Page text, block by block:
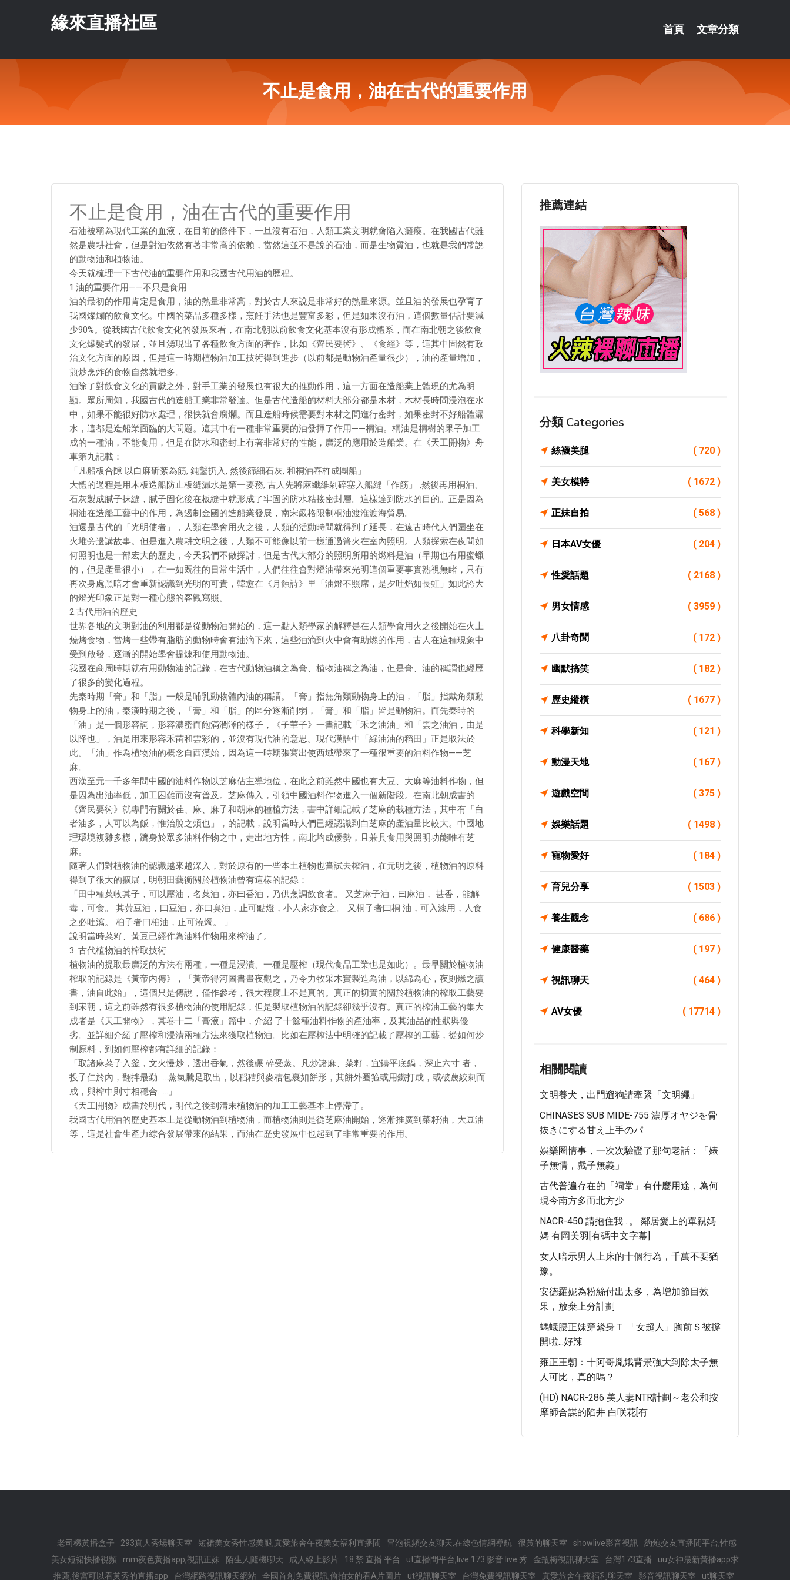
緣來直播社區 首頁 文章分類
不止是食用，油在古代的重要作用
不止是食用，油在古代的重要作用
石油被稱為現代工業的血液，在目前的條件下，一旦沒有石油，人類工業文明就會陷入癱瘓。在我國古代雖
然是農耕社會，但是對油依然有著非常高的依賴，當然這並不是說的石油，而是生物質油，也就是我們常說
的動物油和植物油。
今天就梳理一下古代油的重要作用和我國古代用油的歷程。
1.油的重要作用——不只是食用
油的最初的作用肯定是食用，油的熱量非常高，對於古人來說是非常好的熱量來源。並且油的發展也孕育了
我國燦爛的飲食文化。中國的菜品多種多樣，烹飪手法也是豐富多彩，但是如果沒有油，這個數量估計要減
少90%。從我國古代飲食文化的發展來看，在南北朝以前飲食文化基本沒有形成體系，而在南北朝之後飲食
文化爆髮式的發展，並且湧現出了各種飲食方面的著作，比如《齊民要術》、《食經》等，這其中固然有政
治文化方面的原因，但是這一時期植物油加工技術得到進步（以前都是動物油產量很少），油的產量增加，
煎炒烹炸的食物自然就增多。
油除了對飲食文化的貢獻之外，對手工業的發展也有很大的推動作用，這一方面在造船業上體現的尤為明
顯。眾所周知，我國古代的造船工業非常發達。但是古代造船的材料大部分都是木材，木材長時間浸泡在水
中，如果不能很好防水處理，很快就會腐爛。而且造船時候需要對木材之間進行密封，如果密封不好船體漏
水，這都是造船業面臨的大問題。這其中有一種非常重要的油發揮了作用——桐油。桐油是桐樹的果子加工
成的一種油，不能食用，但是在防水和密封上有著非常好的性能，廣泛的應用於造船業。在《天工開物》舟
車第九記載：
「凡船板合隙 以白麻斫絮為筋, 鈍鑿扔入, 然後篩細石灰, 和桐油舂杵成團船」
大體的過程是用木板造船防止板縫漏水是第一要務, 古人先將麻纖維剁碎塞入船縫「作筋」 ,然後再用桐油、
石灰製成膩子抹縫，膩子固化後在板縫中就形成了牢固的防水粘接密封層。這樣達到防水的目的。正是因為
桐油在造船工藝中的作用，為遏制金國的造船業發展，南宋嚴格限制桐油渡淮渡海貿易。
油還是古代的「光明使者」，人類在學會用火之後，人類的活動時間就得到了延長，在遠古時代人們圍坐在
火堆旁邊講故事。但是進入農耕文明之後，人類不可能像以前一樣通過篝火在室內照明。人類探索在夜間如
何照明也是一部宏大的歷史，今天我們不做探討，但是古代大部分的照明所用的燃料是油（早期也有用蜜蠟
的，但是產量很小），在一如既往的日常生活中，人們往往會對燈油帶來光明這個重要事實熟視無睹，只有
再次身處黑暗才會重新認識到光明的可貴，韓愈在《月蝕詩》里「油燈不照席，是夕吐焰如長虹」如此誇大
的燈光印象正是對一種心態的客觀寫照。
2.古代用油的歷史
世界各地的文明對油的利用都是從動物油開始的，這一點人類學家的解釋是在人類學會用火之後開始在火上
燒烤食物，當烤一些帶有脂肪的動物時會有油滴下來，這些油滴到火中會有助燃的作用，古人在這種現象中
受到啟發，逐漸的開始學會提煉和使用動物油。
我國在商周時期就有用動物油的記錄，在古代動物油稱之為膏、植物油稱之為油，但是膏、油的稱謂也經歷
了很多的變化過程。
先秦時期「膏」和「脂」一般是哺乳動物體內油的稱謂。「膏」指無角類動物身上的油，「脂」指戴角類動
物身上的油，秦漢時期之後，「膏」和「脂」的區分逐漸削弱，「膏」和「脂」皆是動物油。而先秦時的
「油」是一個形容詞，形容濃密而飽滿潤澤的樣子，《子華子》一書記載「禾之油油」和「雲之油油，由是
以降也」，油是用來形容禾苗和雲彩的，並沒有現代油的意思。現代漢語中「綠油油的稻田」正是取法於
此。「油」作為植物油的概念自西漢始，因為這一時期張騫出使西域帶來了一種很重要的油料作物——芝
麻。
西漢至元一千多年間中國的油料作物以芝麻佔主導地位，在此之前雖然中國也有大豆、大麻等油料作物，但
是因為出油率低，加工困難而沒有普及。芝麻傳入，引領中國油料作物進入一個新階段。在南北朝成書的
《齊民要術》就專門有關於荏、麻、麻子和胡麻的種植方法，書中詳細記載了芝麻的栽種方法，其中有「白
者油多，人可以為飯，惟治脫之煩也」，的記載，說明當時人們已經認識到白芝麻的產油量比較大。中國地
理環境複雜多樣，躋身於眾多油料作物之中，走出地方性，南北均成優勢，且兼具食用與照明功能唯有芝
麻。
隨著人們對植物油的認識越來越深入，對於原有的一些本土植物也嘗試去榨油，在元明之後，植物油的原料
得到了很大的擴展，明朝田藝衡關於植物油曾有這樣的記錄：
「田中種菜收其子，可以壓油，名菜油，亦曰香油，乃供烹調飲食者。 又芝麻子油，曰麻油， 甚香，能解
毒，可食。 其黃豆油，曰豆油，亦曰臭油，止可點燈，小人家亦食之。 又桐子者曰桐 油，可入漆用，人食
之必吐瀉。 桕子者曰桕油，止可澆燭。 」
說明當時菜籽、黃豆已經作為油料作物用來榨油了。
3. 古代植物油的榨取技術
植物油的提取最廣泛的方法有兩種，一種是浸漬、一種是壓榨（現代食品工業也是如此）。最早關於植物油
榨取的記錄是《黃帝內傳》，「黃帝得河圖書晝夜觀之，乃令力牧采木實製造為油，以綿為心，夜則燃之讀
書，油自此始」，這個只是傳說，僅作參考，很大程度上不是真的。真正的切實的關於植物油的榨取工藝要
到宋朝，這之前雖然有很多植物油的使用記錄，但是製取植物油的記錄卻幾乎沒有。真正的榨油工藝的集大
成者是《天工開物》，其卷十二「膏液」篇中，介紹 了十餘種油料作物的產油率，及其油品的性狀與優
劣。並詳細介紹了壓榨和浸漬兩種方法來獲取植物油。比如在壓榨法中明確的記載了壓榨的工藝，從如何炒
制原料，到如何壓榨都有詳細的記錄：
「取諸麻菜子入釜，文火慢炒，透出香氣，然後碾 碎受蒸。凡炒諸麻、菜籽，宜鑄平底鍋，深止六寸 者，
投子仁於內，翻拌最勤……蒸氣騰足取出，以稻秸與麥秸包裹如餅形，其餅外圈箍或用鐵打成，或破蔑絞刺而
成，與榨中則寸相穩合……」
《天工開物》成書於明代，明代之後到清末植物油的加工工藝基本上停滯了。
我國古代用油的歷史基本上是從動物油到植物油，而植物油則是從芝麻油開始，逐漸推廣到菜籽油，大豆油
等，這是社會生產力綜合發展帶來的結果，而油在歷史發展中也起到了非常重要的作用。
推薦連結
分類 Categories
絲襪美腿 ( 720 )
美女模特 ( 1672 )
正妹自拍 ( 568 )
日本AV女優 ( 204 )
性愛話題 ( 2168 )
男女情感 ( 3959 )
八卦奇聞 ( 172 )
幽默搞笑 ( 182 )
歷史縱橫 ( 1677 )
科學新知 ( 121 )
動漫天地 ( 167 )
遊戲空間 ( 375 )
娛樂話題 ( 1498 )
寵物愛好 ( 184 )
育兒分享 ( 1503 )
養生觀念 ( 686 )
健康醫藥 ( 197 )
視訊聊天 ( 464 )
AV女優 ( 17714 )
相關閱讀
文明養犬，出門遛狗請牽緊「文明繩」
CHINASES SUB MIDE-755 濃厚オヤジを骨
抜きにする甘え上手のパ
娛樂圈情事，一次次驗證了那句老話：「婊
子無情，戲子無義」
古代普遍存在的「祠堂」有什麼用途，為何
現今南方多而北方少
NACR-450 請抱住我…。 鄰居愛上的單親媽
媽 有岡美羽[有碼中文字幕]
女人暗示男人上床的十個行為，千萬不要猶
豫。
安德羅妮為粉絲付出太多，為增加節目效
果，放棄上分計劃
螞蟻腰正妹穿緊身Ｔ 「女超人」胸前Ｓ被撐
開啦...好辣
雍正王朝：十阿哥胤娥背景強大到除太子無
人可比，真的嗎？
(HD) NACR-286 美人妻NTR計劃～老公和按
摩師合謀的陷井 白咲花[有
老司機黃播盒子 293真人秀場聊天室 短裙美女秀性感美腿,真愛旅舍午夜美女福利直播間 冒泡視頻交友聊天,在線色情網導航 很黃的聊天室 showlive影音視訊
約炮交友直播間平台,性感
美女短裙快播視頻
mm夜色黃播app,視訊正妹 陌生人隨機聊天 成人線上影片 18 禁 直播 平台 ut直播間平台,live 173 影音 live 秀 金瓶梅視訊聊天室 台灣173直播
uu女神最新黃播app求
推薦,後宮可以看黃秀的直播app
台灣網路視訊聊天網站 全國首創免費視訊,偷拍女的看A片圖片 ut視訊聊天室 台灣免費視訊聊天室 真愛旅舍午夜福利聊天室 影音視訊聊天室 ut聊天室